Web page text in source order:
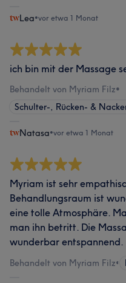
Lea•vor etwa 1 Monat
ich bin mit der Massage
Behandelt von Myriam Filz•
Schulter-, Rücken- &
Natasa•vor etwa 1 Monat
Myriam ist sehr
Behandlungsraum ist
eine tolle Atmosphäre.
man ihn betritt. Die
wunderbar entspannend.
Behandelt von Myriam Filz•